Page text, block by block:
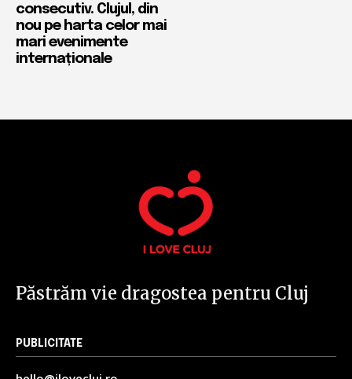
consecutiv. Clujul, din
nou pe harta celor mai
mari evenimente
internaționale
Păstrăm vie dragostea pentru Cluj
PUBLICITATE